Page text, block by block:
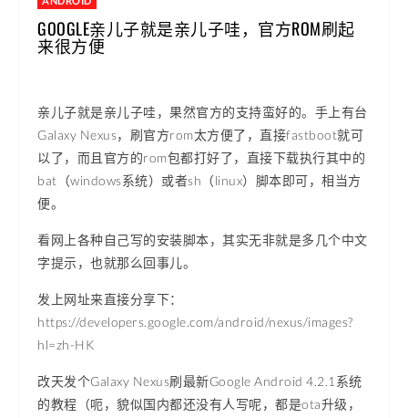
GOOGLE亲儿子就是亲儿子哇，官方ROM刷起
来很方便
亲儿子就是亲儿子哇，果然官方的支持蛮好的。手上有台
Galaxy Nexus，刷官方rom太方便了，直接fastboot就可
以了，而且官方的rom包都打好了，直接下载执行其中的
bat（windows系统）或者sh（linux）脚本即可，相当方
便。
看网上各种自己写的安装脚本，其实无非就是多几个中文
字提示，也就那么回事儿。
发上网址来直接分享下：
https://developers.google.com/android/nexus/images?
hl=zh-HK
改天发个Galaxy Nexus刷最新Google Android 4.2.1系统
的教程（呃，貌似国内都还没有人写呢，都是ota升级，